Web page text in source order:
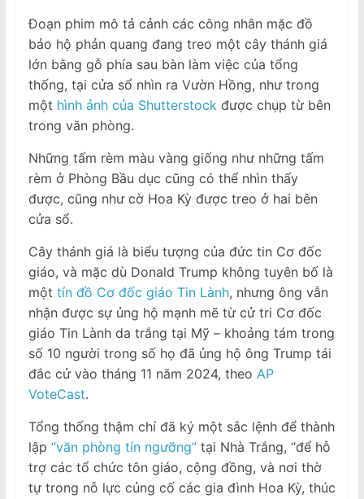
Đoạn phim mô tả cảnh các công nhân mặc đồ
bảo hộ phản quang đang treo một cây thánh giá
lớn bằng gỗ phía sau bàn làm việc của tổng
thống, tại cửa sổ nhìn ra Vườn Hồng, như trong
một hình ảnh của Shutterstockđược chụp từ bên
trong văn phòng.
Những tấm rèm màu vàng giống như những tấm
rèm ở Phòng Bầu dục cũng có thể nhìn thấy
được, cũng như cờ Hoa Kỳ được treo ở hai bên
cửa sổ.
Cây thánh giá là biểu tượng của đức tin Cơ đốc
giáo, và mặc dù Donald Trump không tuyên bố là
một tín đồ Cơ đốc giáo Tin Lành, nhưng ông vẫn
nhận được sự ủng hộ mạnh mẽ từ cử tri Cơ đốc
giáo Tin Lành da trắng tại Mỹ – khoảng tám trong
số 10 người trong số họ đã ủng hộ ông Trump tái
đắc cử vào tháng 11 năm 2024, theo AP
VoteCast.
Tổng thống thậm chí đã ký một sắc lệnh để thành
lập “văn phòng tín ngưỡng”tại Nhà Trắng, “để hỗ
trợ các tổ chức tôn giáo, cộng đồng, và nơi thờ
tự trong nỗ lực củng cố các gia đình Hoa Kỳ, thúc